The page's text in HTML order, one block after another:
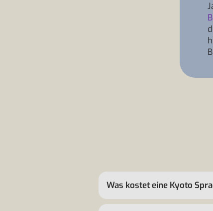
Was kostet eine Kyoto